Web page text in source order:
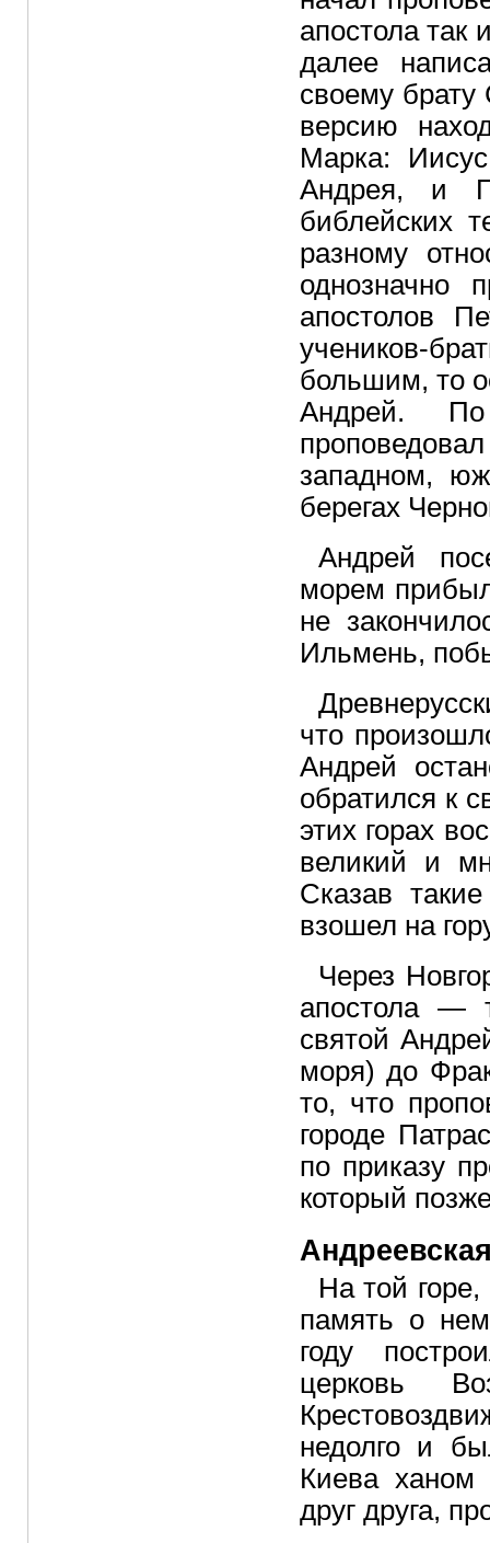
апостола так
далее
своему брату
версию
Марка:
Андрея, и
библейских
разному
однозначно
апостолов
учеников-
большим, то
Андрей.
западном,
берегах
Андрей
морем
не
Ильмень,
что
Андрей
обратился к
этих горах
великий и
Сказав
взошел на
Через
апостола —
святой
моря) до
то, что
городе
по приказу
который
На той горе,
память о
году
церковь
недолго и
Киева ханом
друг друга,